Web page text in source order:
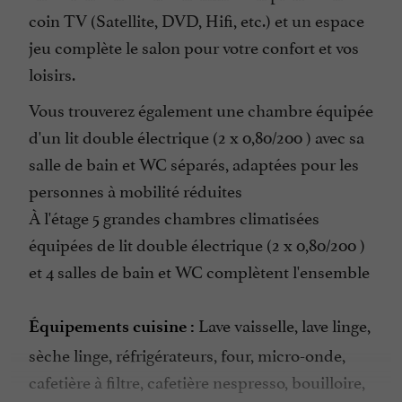
coin TV (Satellite, DVD, Hifi, etc.) et un espace
jeu complète le salon pour votre confort et vos
loisirs.
Vous trouverez également une chambre équipée
d'un lit double électrique (2 x 0,80/200 ) avec sa
salle de bain et WC séparés, adaptées pour les
personnes à mobilité réduites
À l'étage 5 grandes chambres climatisées
équipées de lit double électrique (2 x 0,80/200 )
et 4 salles de bain et WC complètent l'ensemble
Équipements cuisine : Lave vaisselle, lave linge,
sèche linge, réfrigérateurs, four, micro-onde,
cafetière à filtre, cafetière nespresso, bouilloire,